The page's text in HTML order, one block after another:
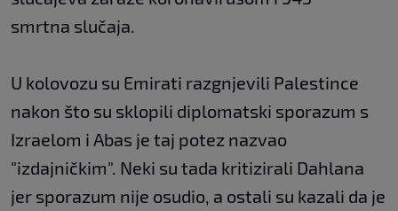
smrtna slučaja.
U kolovozu su Emirati razgnjevili Palestince
nakon što su sklopili diplomatski sporazum s
Izraelom i Abas je taj potez nazvao
"izdajničkim". Neki su tada kritizirali Dahlana
jer sporazum nije osudio, a ostali su kazali da je